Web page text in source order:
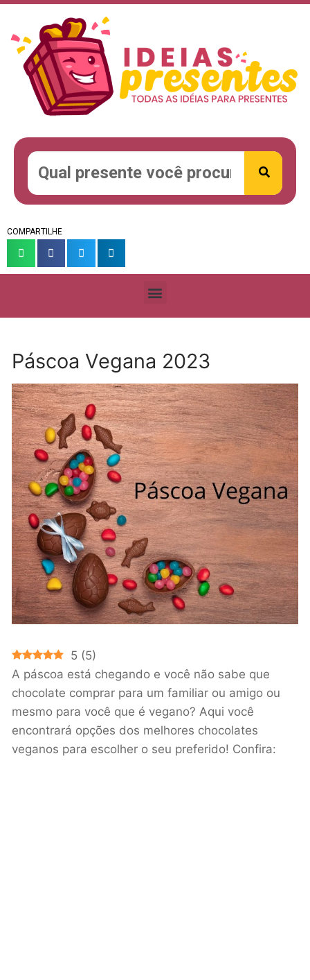
COMPARTILHE
Páscoa Vegana 2023
5 (5)
A páscoa está chegando e você não sabe que
chocolate comprar para um familiar ou amigo ou
mesmo para você que é vegano? Aqui você
encontrará opções dos melhores chocolates
veganos para escolher o seu preferido! Confira: